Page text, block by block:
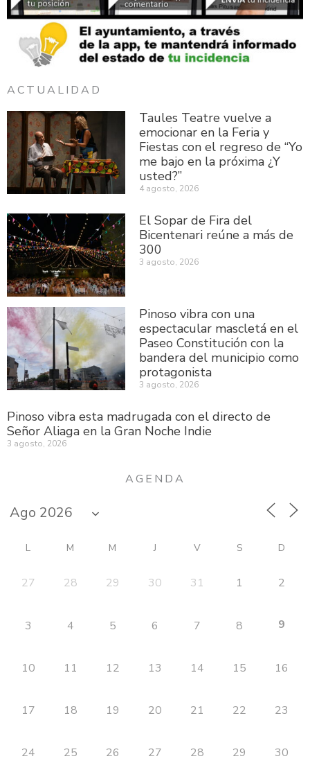
ACTUALIDAD
Taules Teatre vuelve a
emocionar en la Feria y
Fiestas con el regreso de “Yo
me bajo en la próxima ¿Y
usted?”
4 agosto, 2026
El Sopar de Fira del
Bicentenari reúne a más de
300
3 agosto, 2026
Pinoso vibra con una
espectacular mascletá en el
Paseo Constitución con la
bandera del municipio como
protagonista
3 agosto, 2026
Pinoso vibra esta madrugada con el directo de
Señor Aliaga en la Gran Noche Indie
3 agosto, 2026
AGENDA
L M M J V S D
27 28 29 30 31 1 2
3 4 5 6 7 8 9
10 11 12 13 14 15 16
17 18 19 20 21 22 23
24 25 26 27 28 29 30